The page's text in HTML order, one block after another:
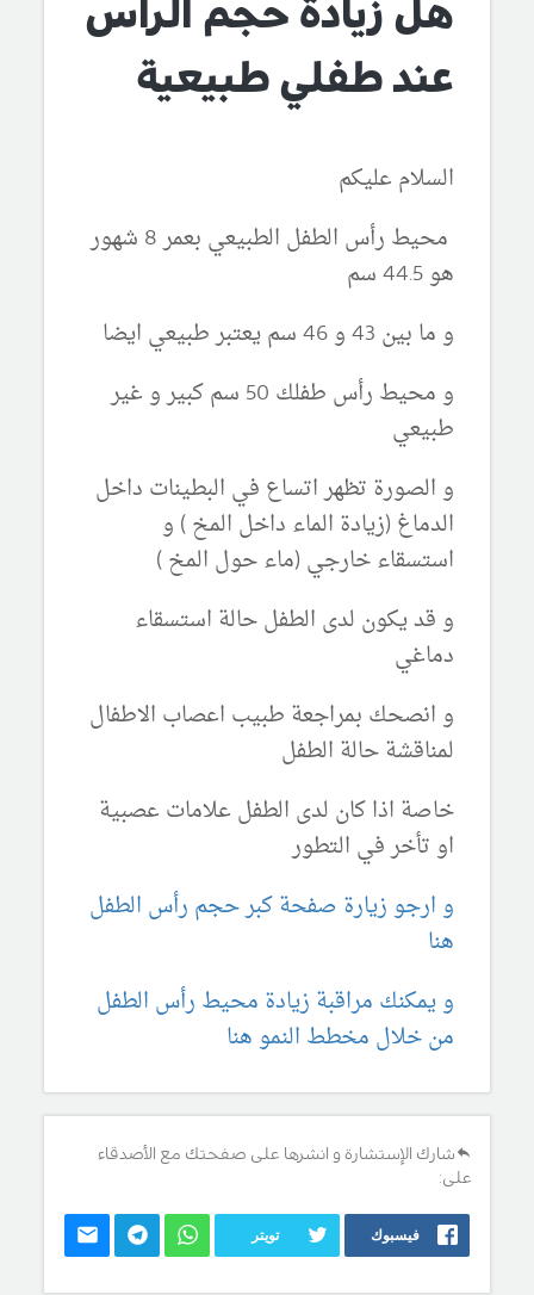
هل زيادة حجم الراس
عند طفلي طبيعية
السلام عليكم
محيط رأس الطفل الطبيعي بعمر 8 شهور
هو 44.5 سم
و ما بين 43 و 46 سم يعتبر طبيعي ايضا
و محيط رأس طفلك 50 سم كبير و غير
طبيعي
و الصورة تظهر اتساع في البطينات داخل
الدماغ (زيادة الماء داخل المخ ) و
استسقاء خارجي (ماء حول المخ )
و قد يكون لدى الطفل حالة استسقاء
دماغي
و انصحك بمراجعة طبيب اعصاب الاطفال
لمناقشة حالة الطفل
خاصة اذا كان لدى الطفل علامات عصبية
او تأخر في التطور
و ارجو زيارة صفحة كبر حجم رأس الطفل
هنا
و يمكنك مراقبة زيادة محيط رأس الطفل
من خلال مخطط النمو هنا
شارك الإستشارة و انشرها على صفحتك مع الأصدقاء
على:
فيسبوك تويتر